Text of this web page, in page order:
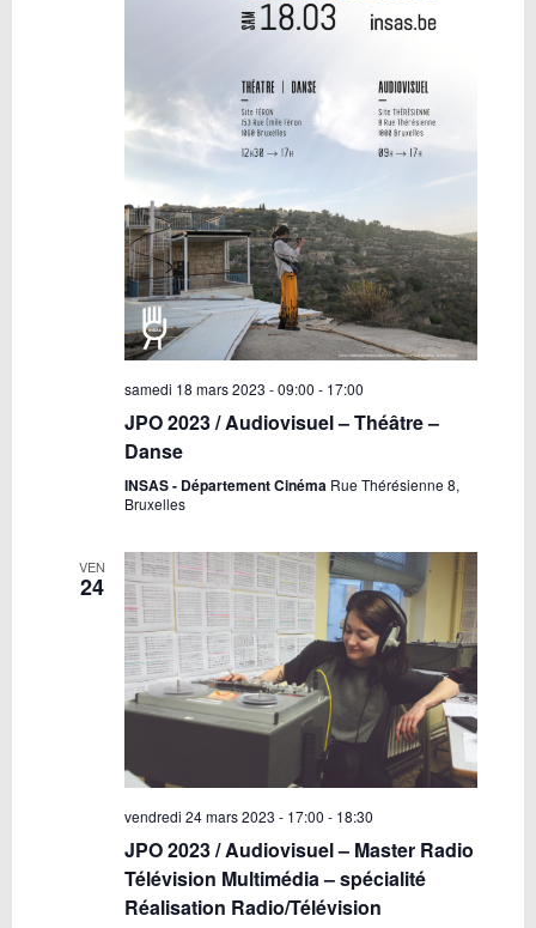
samedi 18 mars 2023 - 09:00 - 17:00
JPO 2023 / Audiovisuel – Théâtre –
Danse
INSAS - Département Cinéma Rue Thérésienne 8,
Bruxelles
VEN
24
vendredi 24 mars 2023 - 17:00 - 18:30
JPO 2023 / Audiovisuel – Master Radio
Télévision Multimédia – spécialité
Réalisation Radio/Télévision